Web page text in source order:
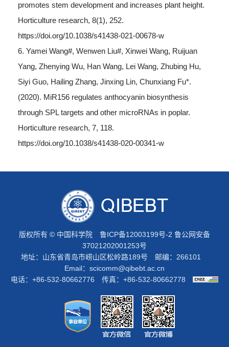
promotes stem development and increases plant height.
Horticulture research, 8(1), 252.
https://doi.org/10.1038/s41438-021-00678-w
6. Yamei Wang#, Wenwen Liu#, Xinwei Wang, Ruijuan
Yang, Zhenying Wu, Han Wang, Lei Wang, Zhubing Hu,
Siyi Guo, Hailing Zhang, Jinxing Lin, Chunxiang Fu*.
(2020). MiR156 regulates anthocyanin biosynthesis
through SPL targets and other microRNAs in poplar.
Horticulture research, 7, 118.
https://doi.org/10.1038/s41438-020-00341-w
版权所有 © 中国科学院 鲁ICP备12003199号-2 鲁公网安备
37021202001253号
地址：山东省青岛市崂山区松岭路189号 邮编：266101
Email： scicomm@qibebt.ac.cn
电话：+86-532-80662776 传真：+86-532-80662778